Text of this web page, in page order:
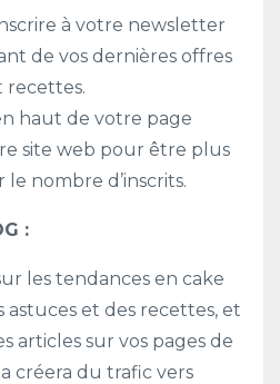
à votre newsletter
de vos dernières offres
recettes.
haut de votre page
site web pour être plus
nombre d’inscrits.
:
les tendances en cake
astuces et des recettes, et
articles sur vos pages de
créera du trafic vers